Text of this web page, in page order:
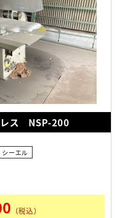
ス NSP-200
シーエル
（税込）